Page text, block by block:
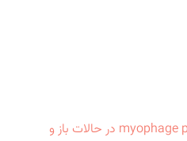
ساختارهای کامل فاژ myophage phi۹۲ در حالات باز و